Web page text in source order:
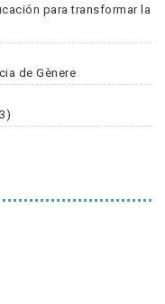
para transformar la
de Gènere